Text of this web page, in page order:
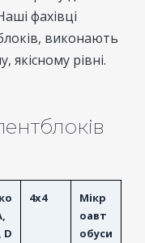
фахівці
виконають
якісному рівні.
D
4x4
Мікр
оавт
обуси